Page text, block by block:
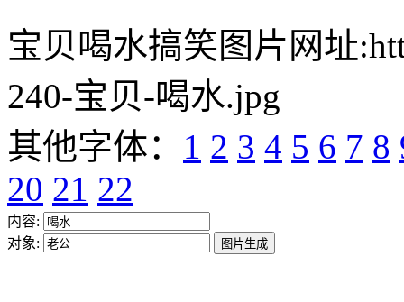
宝贝喝水搞笑图片网址
240-宝贝-喝水.jpg
其他字体： 1 2 3 4 5 6 7 8
20 21 22
内容:
对象: